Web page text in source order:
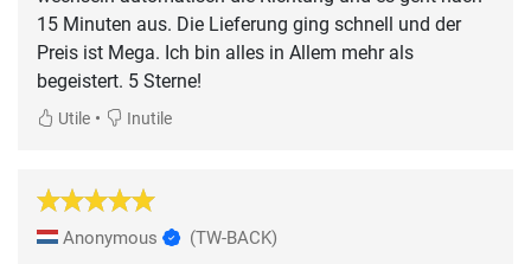
15 Minuten aus. Die Lieferung ging schnell und der
Preis ist Mega. Ich bin alles in Allem mehr als
begeistert. 5 Sterne!
Utile • Inutile
Anonymous (TW-BACK)